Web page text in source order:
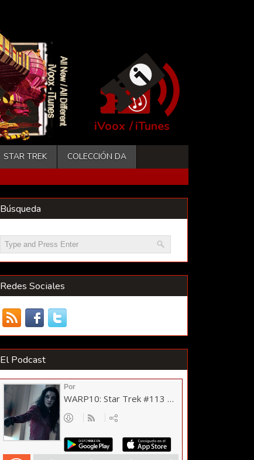
iVoox /iTunes
STAR TREK COLECCIÓN DA
Búsqueda
Redes Sociales
El Podcast